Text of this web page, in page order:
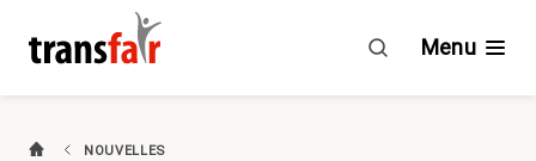
Poste
Branches
Menu
NOUVELLES